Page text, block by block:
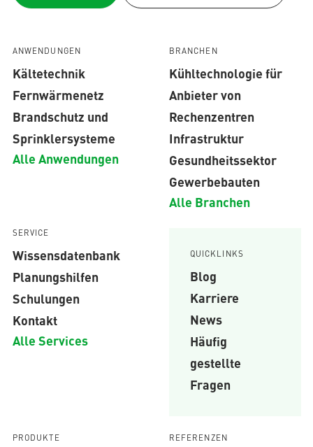
ANWENDUNGEN
Kältetechnik
Fernwärmenetz
Brandschutz und
Sprinklersysteme
Alle Anwendungen
BRANCHEN
Kühltechnologie für
Anbieter von
Rechenzentren
Infrastruktur
Gesundheitssektor
Gewerbebauten
Alle Branchen
SERVICE
Wissensdatenbank
Planungshilfen
Schulungen
Kontakt
Alle Services
QUICKLINKS
Blog
Karriere
News
Häufig
gestellte
Fragen
PRODUKTE REFERENZEN